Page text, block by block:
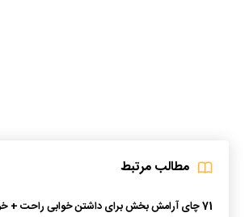
مطالب مرتبط
17 چای آرامش بخش برای داشتن خوابی راحت + خواص